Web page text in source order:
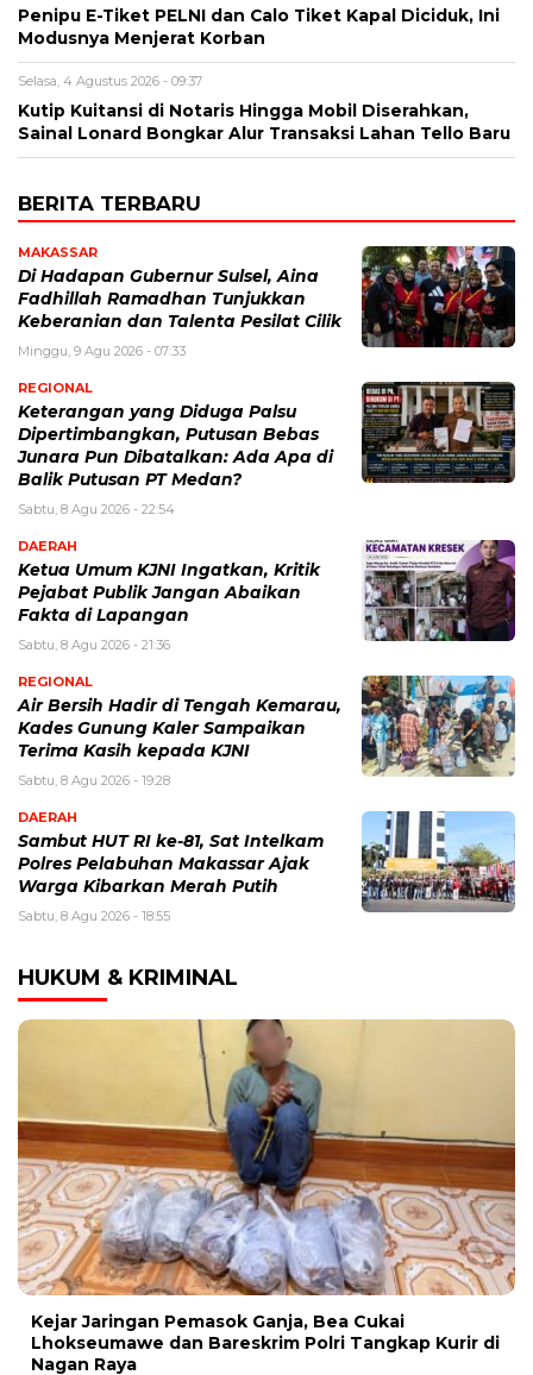
Penipu E-Tiket PELNI dan Calo Tiket Kapal Diciduk, Ini
Modusnya Menjerat Korban
Selasa, 4 Agustus 2026 - 09:37
Kutip Kuitansi di Notaris Hingga Mobil Diserahkan,
Sainal Lonard Bongkar Alur Transaksi Lahan Tello Baru
BERITA TERBARU
MAKASSAR
Di Hadapan Gubernur Sulsel, Aina
Fadhillah Ramadhan Tunjukkan
Keberanian dan Talenta Pesilat Cilik
Minggu, 9 Agu 2026 - 07:33
REGIONAL
Keterangan yang Diduga Palsu
Dipertimbangkan, Putusan Bebas
Junara Pun Dibatalkan: Ada Apa di
Balik Putusan PT Medan?
Sabtu, 8 Agu 2026 - 22:54
DAERAH
Ketua Umum KJNI Ingatkan, Kritik
Pejabat Publik Jangan Abaikan
Fakta di Lapangan
Sabtu, 8 Agu 2026 - 21:36
REGIONAL
Air Bersih Hadir di Tengah Kemarau,
Kades Gunung Kaler Sampaikan
Terima Kasih kepada KJNI
Sabtu, 8 Agu 2026 - 19:28
DAERAH
Sambut HUT RI ke-81, Sat Intelkam
Polres Pelabuhan Makassar Ajak
Warga Kibarkan Merah Putih
Sabtu, 8 Agu 2026 - 18:55
HUKUM & KRIMINAL
Kejar Jaringan Pemasok Ganja, Bea Cukai
Lhokseumawe dan Bareskrim Polri Tangkap Kurir di
Nagan Raya